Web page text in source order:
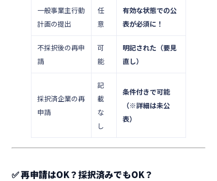
一般事業主行動
計画の提出
任
意
有効な状態での公
表が必須に！
不採択後の再申
請
可
能
明記された（要見
直し）
採択済企業の再
申請
記
載
な
し
条件付きで可能
（※詳細は未公
表）
✅ 再申請はOK？採択済みでもOK？